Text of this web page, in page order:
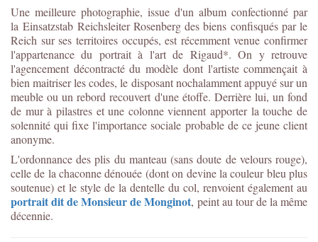
Une meilleure photographie, issue d'un album confectionné par
laEinsatzstab Reichsleiter Rosenberg des biens confisqués par le
Reich sur ses territoires occupés, est récemment venue confirmer
l'appartenance du portrait à l'art de Rigaud*. On y retrouve
l'agencement décontracté du modèle dont l'artiste commençait à
bien maitriser les codes, le disposant nochalamment appuyé sur un
meuble ou un rebord recouvert d'une étoffe. Derrière lui, un fond
de mur à pilastres et une colonne viennent apporter la touche de
solennité qui fixe l'importance sociale probable de ce jeune client
anonyme.
L'ordonnance des plis du manteau (sans doute de velours rouge),
celle de la chaconne dénouée (dont on devine la couleur bleu plus
soutenue) et le style de la dentelle du col, renvoient également au
portrait dit de Monsieur de Monginot, peint au tour de la même
décennie.